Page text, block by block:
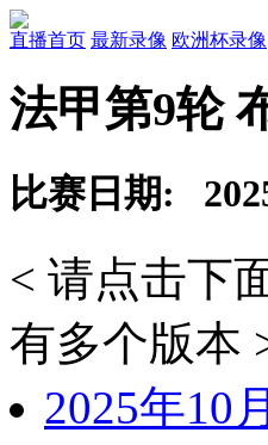
直播首页 最新录像 欧洲杯录像
法甲第9轮
比赛日期:
< 请点击下
有多个版本
2025年10